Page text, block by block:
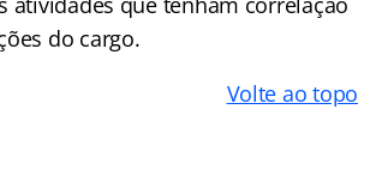
do cargo.
Volte ao topo